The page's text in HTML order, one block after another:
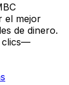
el mejor
de dinero.
clics—